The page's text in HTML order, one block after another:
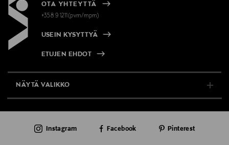
C099700553
Valmistaja
Christian Dior Couture
Valmistajan osoite
OTA YHTEYTTÄ
+358 9 1211(pvm/mpm)
USEIN KYSYTTYÄ
ETUJEN EHDOT
NÄYTÄ VALIKKO
AJANKOHTAISTA
Instagram Facebook Pinterest